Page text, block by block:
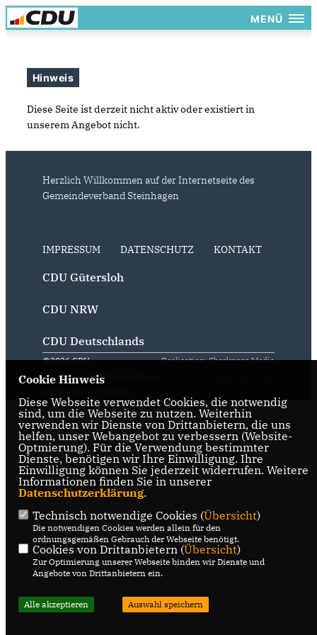
MENÜ
Hinweis
Diese Seite ist derzeit nicht aktiv oder existiert in
unserem Angebot nicht.
Herzlich Willkommen auf der Internetseite des
Gemeindeverband Steinhagen
IMPRESSUM DATENSCHUTZ KONTAKT
CDU Gütersloh
CDU NRW
CDU Deutschlands
@2026 CDU
Gemeindeverband Steinhagen
Realisation: Sharkness Media
Cookie Hinweis
Diese Webseite verwendet Cookies, die notwendig
sind, um die Webseite zu nutzen. Weiterhin
verwenden wir Dienste von Drittanbietern, die uns
helfen, unser Webangebot zu verbessern (Website-
Optmierung). Für die Verwendung bestimmter
Dienste, benötigen wir Ihre Einwilligung. Ihre
Einwilligung können Sie jederzeit widerrufen. Weitere
Informationen finden Sie in unserer
Datenschutzerklärung.
Technisch notwendige Cookies (Übersicht)
Die notwendigen Cookies werden allein für den
ordnungsgemäßen Gebrauch der Webseite benötigt.
Cookies von Drittanbietern (Übersicht)
Zur Optimierung unserer Webseite binden wir Dienste und
Angebote von Drittanbietern ein.
Alle akzeptieren Auswahl speichern